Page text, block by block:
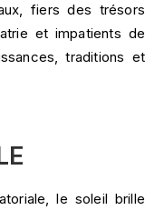
fiers des trésors
et impatients de
traditions et
le soleil brille